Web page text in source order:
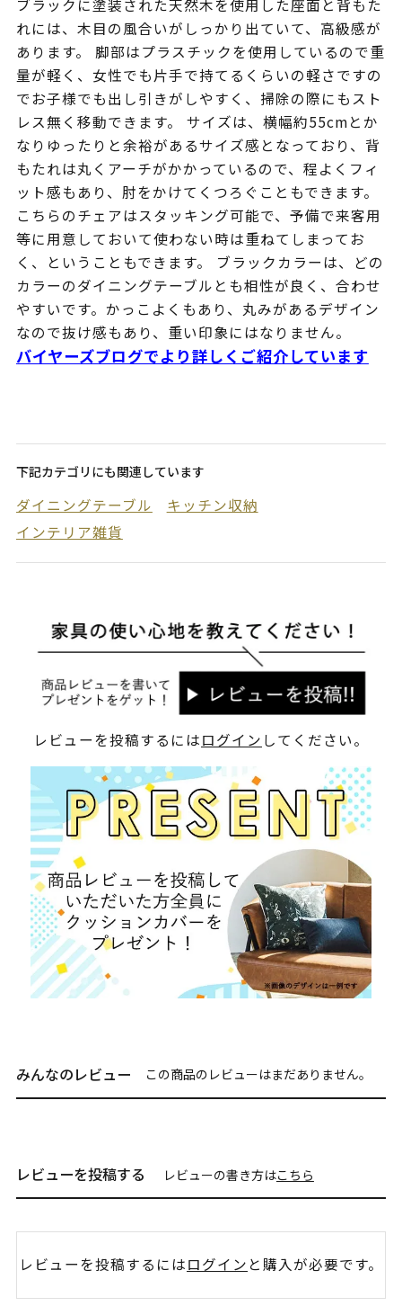
ブラックに塗装された天然木を使用した座面と背もた
れには、木目の風合いがしっかり出ていて、高級感が
あります。 脚部はプラスチックを使用しているので重
量が軽く、女性でも片手で持てるくらいの軽さですの
でお子様でも出し引きがしやすく、掃除の際にもスト
レス無く移動できます。 サイズは、横幅約55cmとか
なりゆったりと余裕があるサイズ感となっており、背
もたれは丸くアーチがかかっているので、程よくフィ
ット感もあり、肘をかけてくつろぐこともできます。
こちらのチェアはスタッキング可能で、予備で来客用
等に用意しておいて使わない時は重ねてしまってお
く、ということもできます。 ブラックカラーは、どの
カラーのダイニングテーブルとも相性が良く、合わせ
やすいです。かっこよくもあり、丸みがあるデザイン
なので抜け感もあり、重い印象にはなりません。
バイヤーズブログでより詳しくご紹介しています
下記カテゴリにも関連しています
ダイニングテーブル
キッチン収納
インテリア雑貨
レビューを投稿するにはログイン してください。
みんなのレビュー この商品のレビューはまだありません。
レビューを投稿する レビューの書き方はこちら
レビューを投稿するにはログイン と購入が必要です。